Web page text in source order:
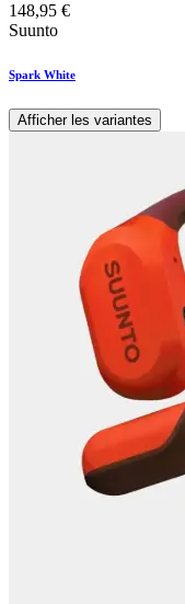
148,95 €
Suunto
Spark White
Afficher les variantes